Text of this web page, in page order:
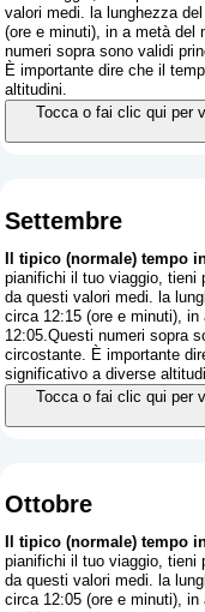
valori medi. la lunghezza
(ore e minuti), in a metà del
numeri sopra sono validi
È importante dire che il
altitudini.
Tocca o fai clic qui per
Settembre
Il tipico (normale) tempo
pianifichi il tuo viaggio, tieni
da questi valori medi. la
circa 12:15 (ore e minuti),
12:05.Questi numeri sopra
circostante. È importante
significativo a diverse
Tocca o fai clic qui per
Ottobre
Il tipico (normale) tempo
pianifichi il tuo viaggio, tieni
da questi valori medi. la
circa 12:05 (ore e minuti),